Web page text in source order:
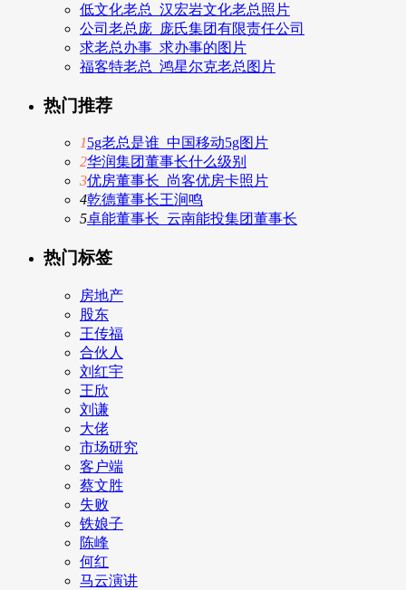
低文化老总_汉宏岩文化老总照片
公司老总庞_庞氏集团有限责任公司
求老总办事_求办事的图片
福客特老总_鸿星尔克老总图片
热门推荐
15g老总是谁_中国移动5g图片
2华润集团董事长什么级别
3优房董事长_尚客优房卡照片
4乾德董事长王涧鸣
5卓能董事长_云南能投集团董事长
热门标签
房地产
股东
王传福
合伙人
刘红宇
王欣
刘谦
大佬
市场研究
客户端
蔡文胜
失败
铁娘子
陈峰
何红
马云演讲